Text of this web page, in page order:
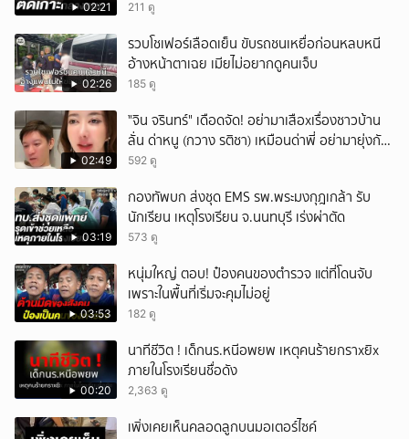
02:21 211 ดู
02:26
รวบโชเฟอร์เลือดเย็น ขับรถชนเหยื่อก่อนหลบหนี
อ้างหน้าตาเฉย เมียไม่อยากดูคนเจ็บ
185 ดู
02:49
ั่"จิน จรินทร์" เดือดจัด! อย่ามาเสือxเรื่องชาวบ้าน
ลั่น ด่าหนู (กวาง รติชา) เหมือนด่าพี่ อย่ามายุ่งกับ
คนของผม จบ!!!
592 ดู
03:19
กองทัพบก ส่งชุด EMS รพ.พระมงกุฎเกล้า รับ
นักเรียน เหตุโรงเรียน จ.นนทบุรี เร่งผ่าตัด
573 ดู
03:53
หนุ่มใหญ่ ตอบ! ป๋องคนของตำรวจ แต่ที่โดนจับ
เพราะในพื้นที่เริ่มจะคุมไม่อยู่
182 ดู
00:20
นาทีชีวิต ! เด็กนร.หนีอพยพ เหตุคนร้ายกราxยิx
ภายในโรงเรียนชื่อดัง
2,363 ดู
เพิ่งเคยเห็นคลอดลูกบนมอเตอร์ไซค์